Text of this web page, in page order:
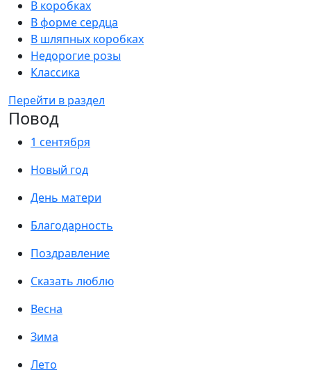
В коробках
В форме сердца
В шляпных коробках
Недорогие розы
Классика
Перейти в раздел
Повод
1 сентября
Новый год
День матери
Благодарность
Поздравление
Сказать люблю
Весна
Зима
Лето